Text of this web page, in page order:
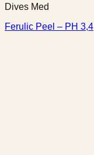
Dives Med
Ferulic Peel – PH 3,4